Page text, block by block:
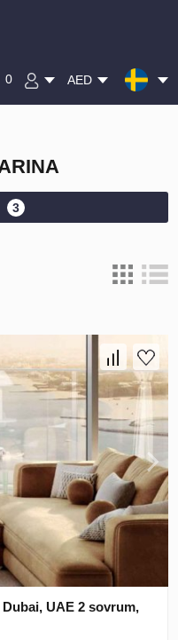
0 AED
3
UAE 2 sovrum,